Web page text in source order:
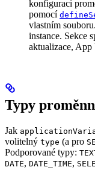
konfiguraci
pomocí
vlastním
instance. Sekce
aktualizace,
Typy
Jak
volitelný type (a pro
Podporované typy:
DATE, DATE_TIME,